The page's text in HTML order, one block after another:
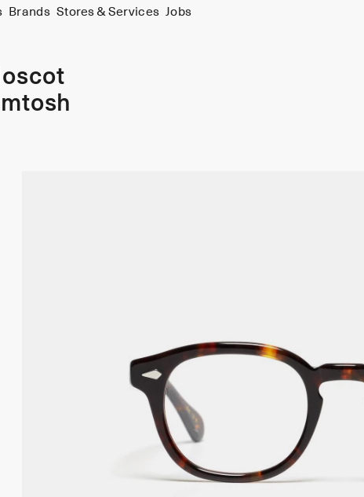
Brands Stores & Services Jobs